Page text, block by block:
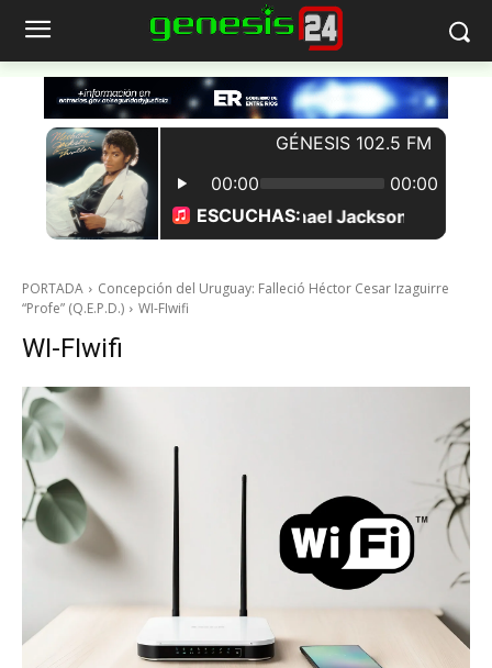
PORTADA
Concepción del Uruguay: Falleció Héctor Cesar Izaguirre
“Profe” (Q.E.P.D.)
WI-FIwifi
WI-FIwifi